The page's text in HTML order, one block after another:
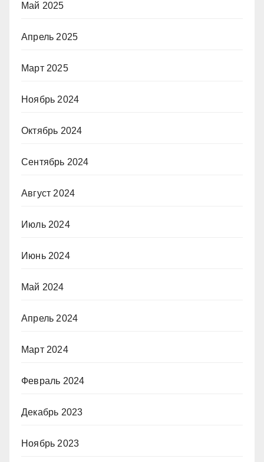
Май 2025
Апрель 2025
Март 2025
Ноябрь 2024
Октябрь 2024
Сентябрь 2024
Август 2024
Июль 2024
Июнь 2024
Май 2024
Апрель 2024
Март 2024
Февраль 2024
Декабрь 2023
Ноябрь 2023